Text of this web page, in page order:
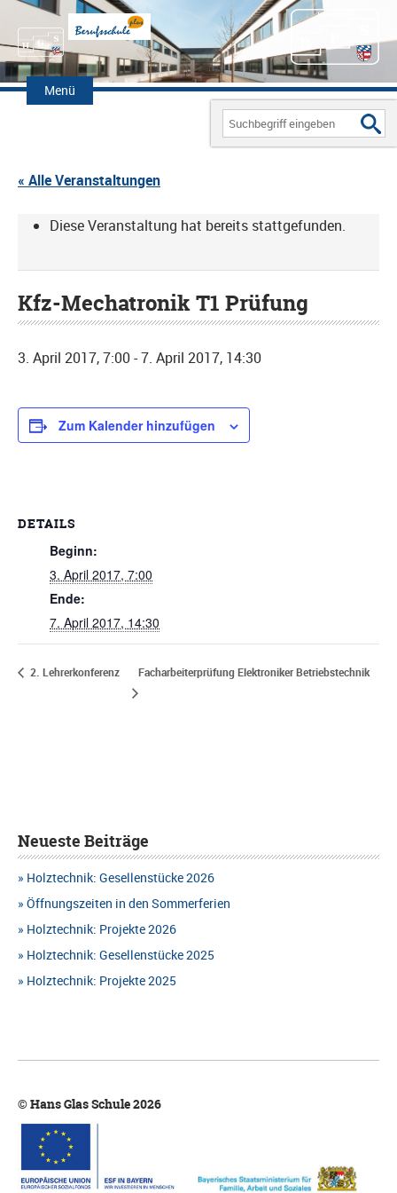
Menü
Zum
Inhalt
Search
for:
« Alle Veranstaltungen
Diese Veranstaltung hat bereits stattgefunden.
Kfz-Mechatronik T1 Prüfung
3. April 2017, 7:00-7. April 2017, 14:30
Zum Kalender hinzufügen
DETAILS
Beginn:
3. April 2017, 7:00
Ende:
7. April 2017, 14:30
2. Lehrerkonferenz Facharbeiterprüfung Elektroniker Betriebstechnik
Neueste Beiträge
Holztechnik: Gesellenstücke 2026
Öffnungszeiten in den Sommerferien
Holztechnik: Projekte 2026
Holztechnik: Gesellenstücke 2025
Holztechnik: Projekte 2025
© Hans Glas Schule 2026